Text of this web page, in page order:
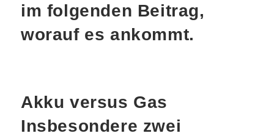
im folgenden Beitrag,
worauf es ankommt.
Akku versus Gas
Insbesondere zwei